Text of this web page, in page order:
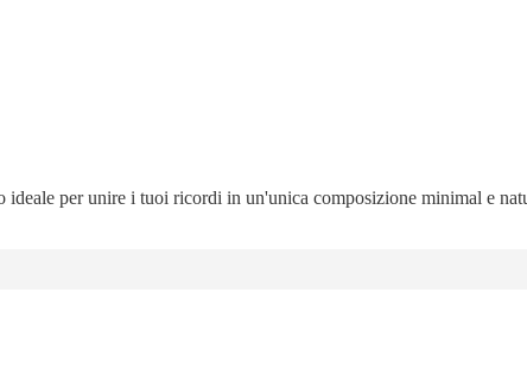
per unire i tuoi ricordi in un'unica composizione minimal e